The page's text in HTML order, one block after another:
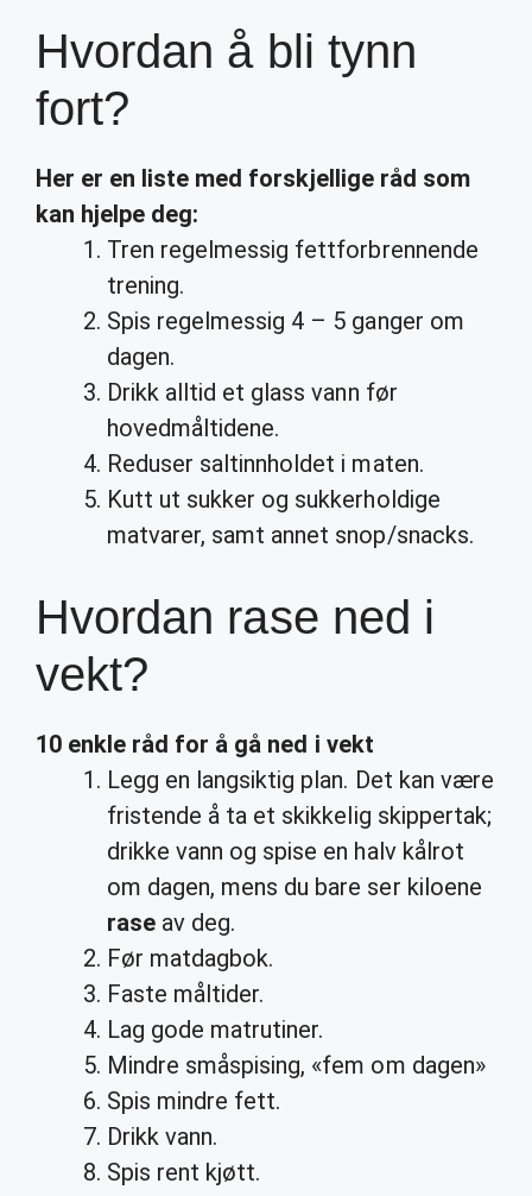
Hvordan å bli tynn
fort?
Her er en liste med forskjellige råd som
kan hjelpe deg:
Tren regelmessig fettforbrennende
trening.
Spis regelmessig 4 – 5 ganger om
dagen.
Drikk alltid et glass vann før
hovedmåltidene.
Reduser saltinnholdet i maten.
Kutt ut sukker og sukkerholdige
matvarer, samt annet snop/snacks.
Hvordan rase ned i
vekt?
10 enkle råd for å gå ned i vekt
Legg en langsiktig plan. Det kan være
fristende å ta et skikkelig skippertak;
drikke vann og spise en halv kålrot
om dagen, mens du bare ser kiloene
rase av deg.
Før matdagbok.
Faste måltider.
Lag gode matrutiner.
Mindre småspising, «fem om dagen»
Spis mindre fett.
Drikk vann.
Spis rent kjøtt.